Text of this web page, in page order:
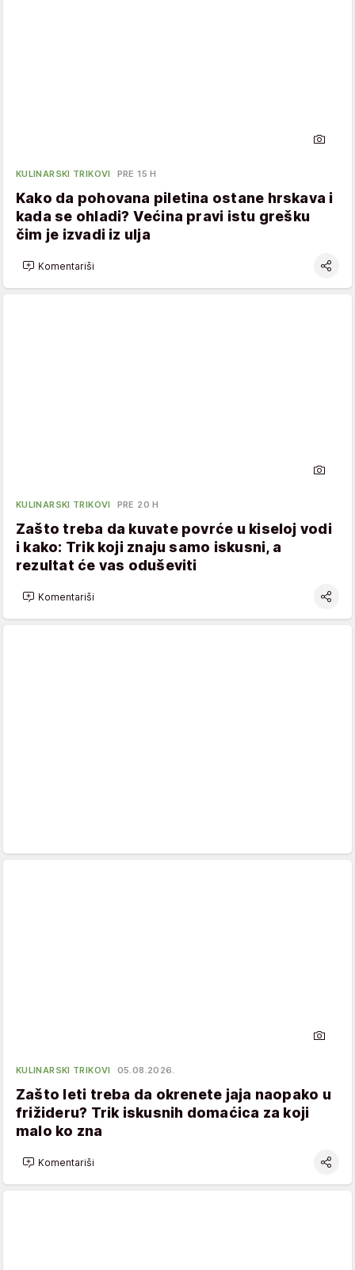
KULINARSKI TRIKOVI PRE 15 H
Kako da pohovana piletina ostane hrskava i
kada se ohladi? Većina pravi istu grešku
čim je izvadi iz ulja
Komentariši
KULINARSKI TRIKOVI PRE 20 H
Zašto treba da kuvate povrće u kiseloj vodi
i kako: Trik koji znaju samo iskusni, a
rezultat će vas oduševiti
Komentariši
KULINARSKI TRIKOVI 05.08.2026.
Zašto leti treba da okrenete jaja naopako u
frižideru? Trik iskusnih domaćica za koji
malo ko zna
Komentariši